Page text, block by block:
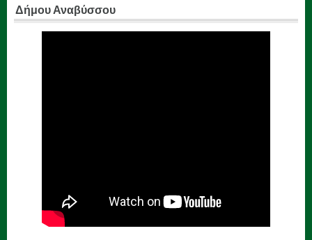
Δήμου Αναβύσσου